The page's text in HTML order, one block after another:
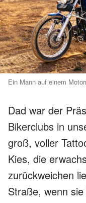
Ein Mann auf einem
Dad war der
Bikerclubs in
groß, voller
Kies, die
zurückweichen
Straße, wenn